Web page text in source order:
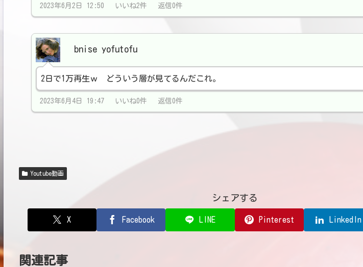
2023年6月2日 12:50 いいね2件 返信0件
bnise yofutofu
2日で1万再生ｗ どういう層が見てるんだこれ。
2023年6月4日 19:47 いいね0件 返信0件
Youtube動画
シェアする
X Facebook LINE Pinterest LinkedIn
関連記事